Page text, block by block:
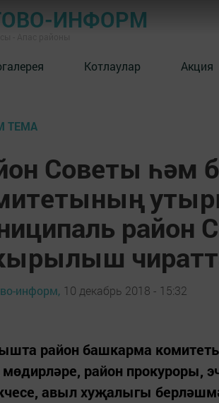
ИНФОРМ
Котлаулар Акция
ТЕМА
Советы һәм
район
информ, 10 декабрь 2018 - 15:32
район башкарма
мөдирләре, район прокуроры,
авыл хуҗалыгы